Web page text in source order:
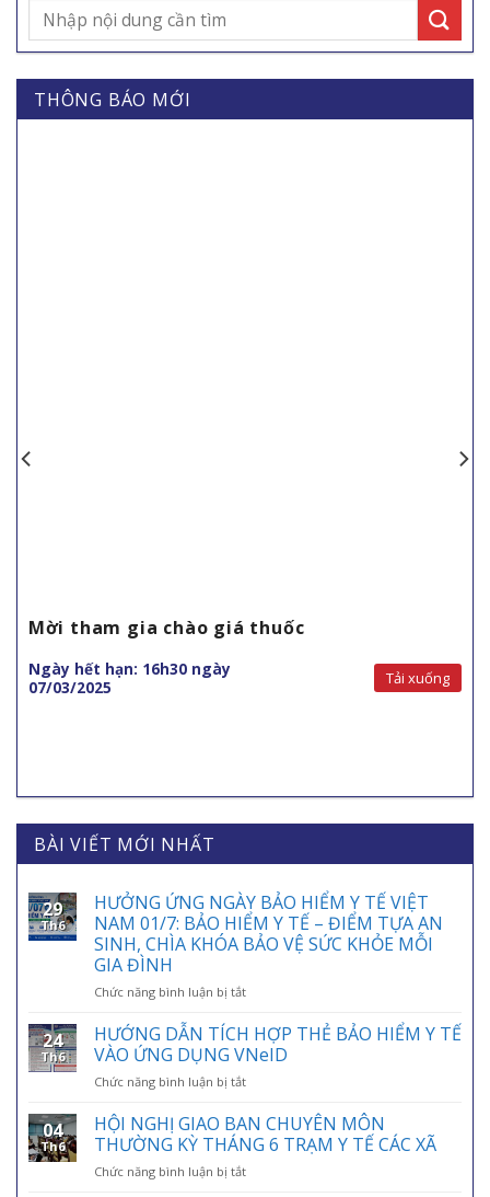
THÔNG BÁO MỚI
Mời tham gia chào giá thuốc
Ngày hết hạn: 16h30 ngày
07/03/2025
Tải xuống
BÀI VIẾT MỚI NHẤT
29
Th6
HƯỞNG ỨNG NGÀY BẢO HIỂM Y TẾ VIỆT
NAM 01/7: BẢO HIỂM Y TẾ – ĐIỂM TỰA AN
SINH, CHÌA KHÓA BẢO VỆ SỨC KHỎE MỖI
GIA ĐÌNH
Chức năng bình luận bị tắtở
ỨNG
NGÀY
BẢO
HIỂM
TẾ
VIỆT
01/7:
24
Th6
HƯỚNG DẪN TÍCH HỢP THẺ BẢO HIỂM Y TẾ
VÀO ỨNG DỤNG VNeID
Chức năng bình luận bị tắtở
DẪN
TÍCH
HỢP
THẺ
04
Th6
HỘI NGHỊ GIAO BAN CHUYÊN MÔN
THƯỜNG KỲ THÁNG 6 TRẠM Y TẾ CÁC XÃ
Chức năng bình luận bị tắtở